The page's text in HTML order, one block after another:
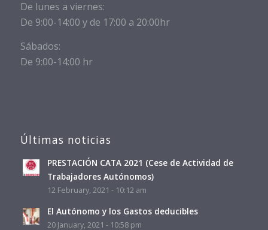
De lunes a viernes:
De 9:00-14:00 y de 17:00 a 20:00hr
Sábados:
De 9:00-14:00 hr
Últimas noticias
PRESTACIÓN CATA 2021 (Cese de Actividad de
Trabajadores Autónomos)
12 February, 2021 - 10:12 am
El Autónomo y los Gastos deducibles
20 January, 2021 - 10:58 pm